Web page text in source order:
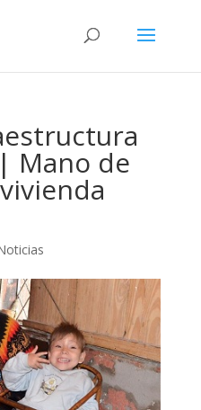
Mano de